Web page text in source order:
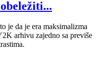
je da je era maksimalizma
arhivu zajedno sa previše